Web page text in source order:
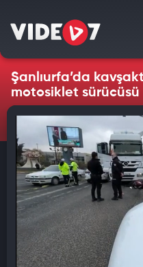
Şanlıurfa’da
motosiklet sürücüsü